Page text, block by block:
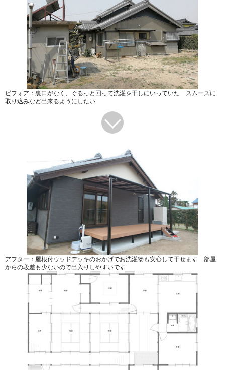
ビフォア：裏口がなく、ぐるっと回って洗濯を干しにいっていた スムーズに
取り込みなど出来るようにしたい
アフター：屋根付ウッドデッキのおかげでお洗濯物も安心して干せます 部屋
からの段差も少ないので出入りしやすいです